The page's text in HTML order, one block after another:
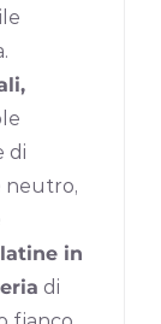
di
neutro,
in
di